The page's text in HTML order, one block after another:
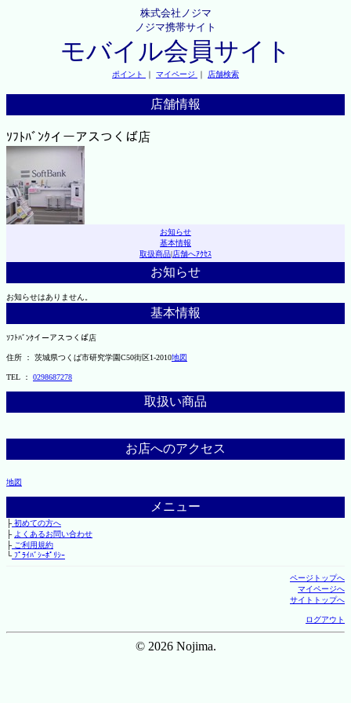
株式会社ノジマ
ノジマ携帯サイト
モバイル会員サイト
ポイント ｜ マイページ ｜ 店舗検索
店舗情報
ｿﾌﾄﾊﾞﾝｸイーアスつくば店
お知らせ
基本情報
取扱商品|店舗へｱｸｾｽ
お知らせ
お知らせはありません。
基本情報
ｿﾌﾄﾊﾞﾝｸイーアスつくば店
住所 ： 茨城県つくば市研究学園C50街区1-2010地図
TEL ： 0298687278
取扱い商品
お店へのアクセス
地図
メニュー
├初めての方へ
├ よくあるお問い合わせ
├ご利用規約
└ﾌﾟﾗｲﾊﾞｼｰﾎﾟﾘｼｰ
ページトップへ
マイページへ
サイトトップへ
ログアウト
© 2026 Nojima.